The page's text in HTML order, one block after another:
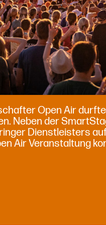
Open Air
Neben der
Dienstleisters
Air Veranstaltung